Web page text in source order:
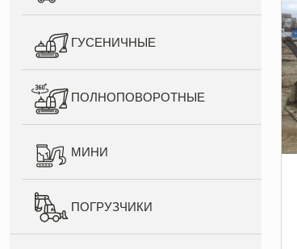
ГУСЕНИЧНЫЕ
ПОЛНОПОВОРОТНЫЕ
МИНИ
ПОГРУЗЧИКИ